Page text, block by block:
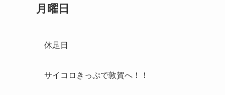
月曜日
休足日
サイコロきっぷで敦賀へ！！